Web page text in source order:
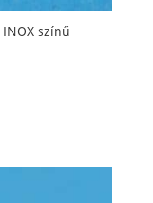
színű